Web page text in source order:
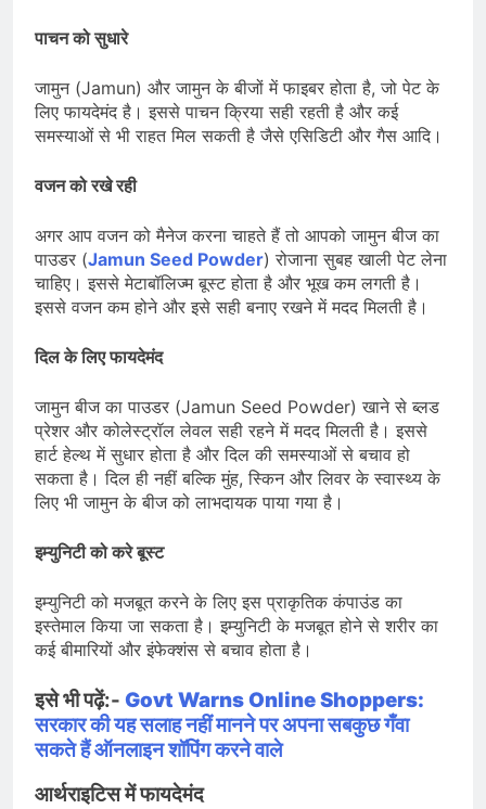
पाचन को सुधारे
जामुन (Jamun) और जामुन के बीजों में फाइबर होता है, जो पेट के
लिए फायदेमंद है। इससे पाचन क्रिया सही रहती है और कई
समस्याओं से भी राहत मिल सकती है जैसे एसिडिटी और गैस आदि।
वजन को रखे रही
अगर आप वजन को मैनेज करना चाहते हैं तो आपको जामुन बीज का
पाउडर (Jamun Seed Powder) रोजाना सुबह खाली पेट लेना
चाहिए। इससे मेटाबॉलिज्म बूस्ट होता है और भूख कम लगती है।
इससे वजन कम होने और इसे सही बनाए रखने में मदद मिलती है।
दिल के लिए फायदेमंद
जामुन बीज का पाउडर (Jamun Seed Powder) खाने से ब्लड
प्रेशर और कोलेस्ट्रॉल लेवल सही रहने में मदद मिलती है। इससे
हार्ट हेल्थ में सुधार होता है और दिल की समस्याओं से बचाव हो
सकता है। दिल ही नहीं बल्कि मुंह, स्किन और लिवर के स्वास्थ्य के
लिए भी जामुन के बीज को लाभदायक पाया गया है।
इम्युनिटी को करे बूस्ट
इम्युनिटी को मजबूत करने के लिए इस प्राकृतिक कंपाउंड का
इस्तेमाल किया जा सकता है। इम्युनिटी के मजबूत होने से शरीर का
कई बीमारियों और इंफेक्शंस से बचाव होता है।
इसे भी पढ़ें:- Govt Warns Online Shoppers:
सरकार की यह सलाह नहीं मानने पर अपना सबकुछ गँवा
सकते हैं ऑनलाइन शॉपिंग करने वाले
आर्थराइटिस में फायदेमंद